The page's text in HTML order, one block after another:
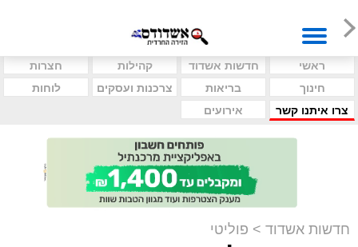
ראשי חדשות אשדוד קהילות
חצרות
חינוך
בריאות צרכנות ועסקים
לוחות
צרו איתנו קשר
אירועים
חדשות אשדוד > פוליטי